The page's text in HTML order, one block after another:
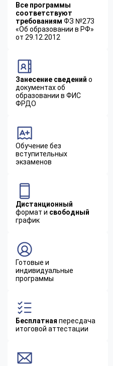
Все программы
соответствуют
требованиям ФЗ №273
«Об образовании в РФ»
от 29.12.2012
Занесение сведений о
документах об
образовании в ФИС
ФРДО
Обучение без
вступительных
экзаменов
Дистанционный
формат и свободный
график
Готовые и
индивидуальные
программы
Бесплатная пересдача
итоговой аттестации